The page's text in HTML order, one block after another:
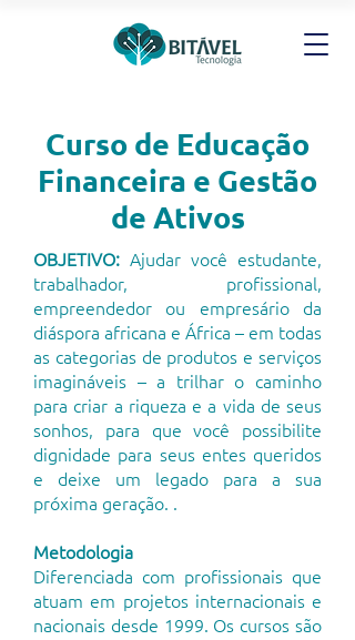
Curso de Educação
Financeira e Gestão
de Ativos
OBJETIVO: Ajudar você estudante,
trabalhador, profissional,
empreendedor ou empresário da
diáspora africana e África – em todas
as categorias de produtos e serviços
imagináveis ​​– a trilhar o caminho
para criar a riqueza e a vida de seus
sonhos, para que você possibilite
dignidade para seus entes queridos
e deixe um legado para a sua
próxima geração. .
Metodologia
Diferenciada com profissionais que
atuam em projetos internacionais e
nacionais desde 1999. Os cursos são